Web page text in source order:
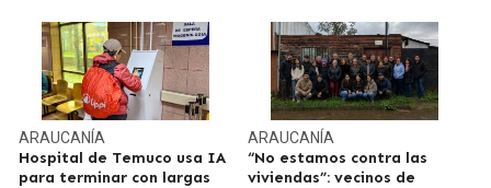
ARAUCANÍA
Hospital de Temuco usa IA
para terminar con largas
ARAUCANÍA
“No estamos contra las
viviendas”: vecinos de